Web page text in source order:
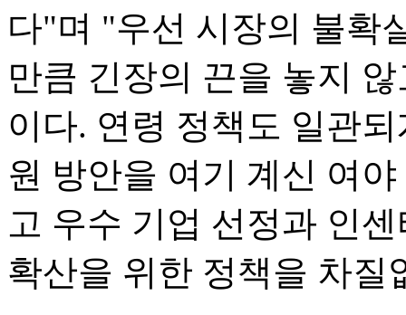
다"며 "우선 시장의 불확
만큼 긴장의 끈을 놓지
이다. 연령 정책도 일관
원 방안을 여기 계신 여
고 우수 기업 선정과 인
확산을 위한 정책을 차